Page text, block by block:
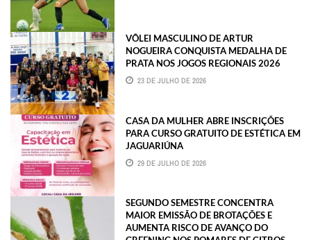
VÔLEI MASCULINO DE ARTUR
NOGUEIRA CONQUISTA MEDALHA DE
PRATA NOS JOGOS REGIONAIS 2026
23 DE JULHO DE 2026
CASA DA MULHER ABRE INSCRIÇÕES
PARA CURSO GRATUITO DE ESTÉTICA EM
JAGUARIÚNA
29 DE JULHO DE 2026
SEGUNDO SEMESTRE CONCENTRA
MAIOR EMISSÃO DE BROTAÇÕES E
AUMENTA RISCO DE AVANÇO DO